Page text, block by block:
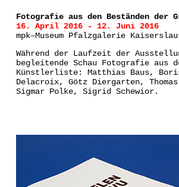
Fotografie aus den Beständen der
16. April 2016 - 12. Juni 2016
mpk–Museum Pfalzgalerie
Während der Laufzeit der
begleitende Schau Fotografie aus
Künstlerliste: Matthias Baus,
Delacroix, Götz Diergarten,
Sigmar Polke, Sigrid Schewior.